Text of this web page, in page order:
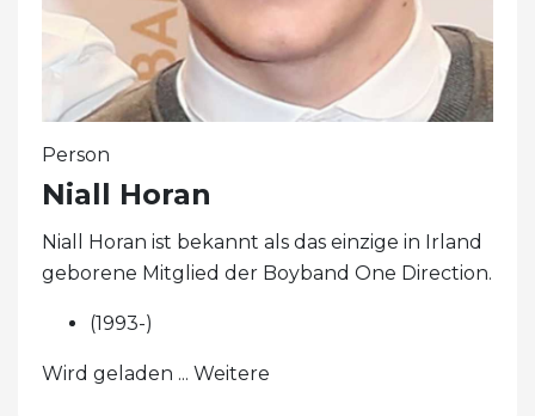
Person
Niall Horan
Niall Horan ist bekannt als das einzige in Irland
geborene Mitglied der Boyband One Direction.
(1993-)
Wird geladen ... Weitere